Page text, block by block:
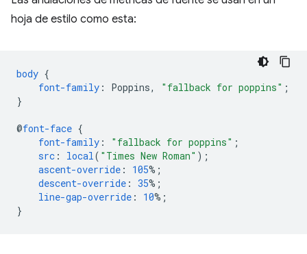
hoja de estilo como esta:
body {
font-family : Poppins, "fallback for poppins" ;
}
@font-face {
font-family : "fallback for poppins" ;
src : local( "Times New Roman" );
ascent-override : 105%;
descent-override : 35%;
line-gap-override : 10%;
}